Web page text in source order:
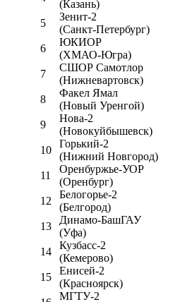
(Казань)
5
Зенит-2
(Санкт-Петербург)
6
ЮКИОР
(ХМАО-Югра)
7
СШОР Самотлор
(Нижневартовск)
8
Факел Ямал
(Новый Уренгой)
9
Нова-2
(Новокуйбышевск)
10
Горький-2
(Нижний Новгород)
11
Оренбуржье-УОР
(Оренбург)
12
Белогорье-2
(Белгород)
13
Динамо-БашГАУ
(Уфа)
14
Кузбасс-2
(Кемерово)
15
Енисей-2
(Красноярск)
МГТУ-2